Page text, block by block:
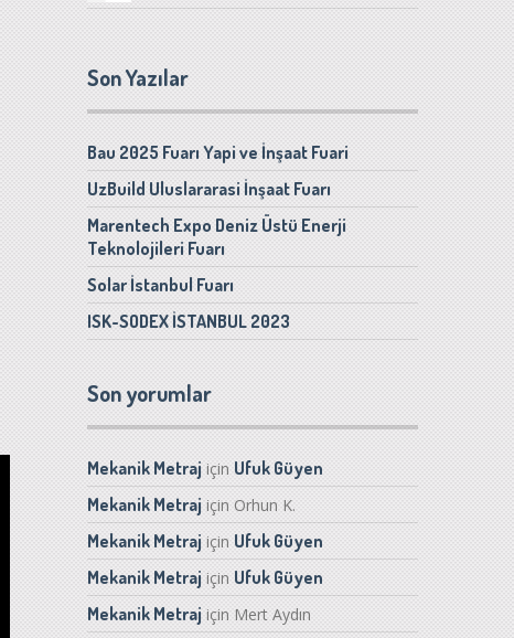
Son Yazılar
Bau 2025 Fuarı Yapi ve İnşaat Fuari
UzBuild Uluslararasi İnşaat Fuarı
Marentech Expo Deniz Üstü Enerji
Teknolojileri Fuarı
Solar İstanbul Fuarı
ISK-SODEX İSTANBUL 2023
Son yorumlar
Mekanik Metraj için Ufuk Güyen
Mekanik Metraj için Orhun K.
Mekanik Metraj için Ufuk Güyen
Mekanik Metraj için Ufuk Güyen
Mekanik Metraj için Mert Aydın